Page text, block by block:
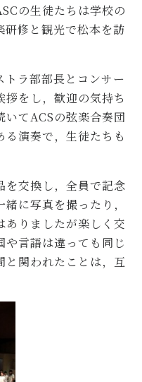
の生徒たちは学校の
研修と観光で松本を訪
ラ部部長とコンサー
拶をし，歓迎の気持ち
いてACSの弦楽合奏団
る演奏で，生徒たちも
を交換し，全員で記念
に写真を撮ったり，
ありましたが楽しく交
言語は違っても同じ
と関われたことは，互